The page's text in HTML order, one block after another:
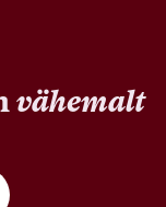
vähemalt